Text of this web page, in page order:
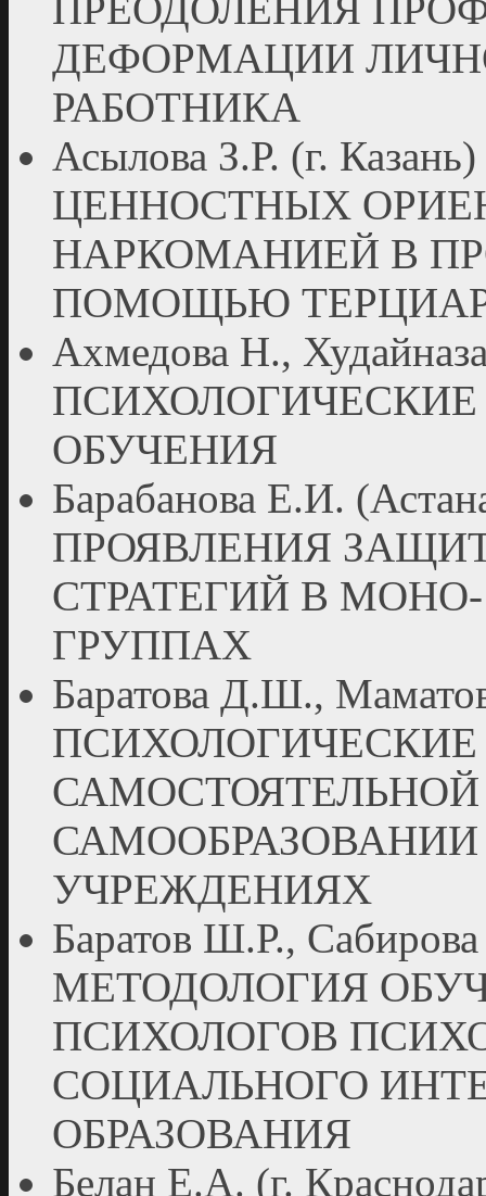
ПРЕОДОЛЕНИЯ
ДЕФОРМАЦИИ
РАБОТНИКА
Асылова З.Р. (г.
ЦЕННОСТНЫХ
НАРКОМАНИЕЙ В
ПОМОЩЬЮ
Ахмедова Н.,
ОБУЧЕНИЯ
Барабанова Е.И.
ПРОЯВЛЕНИЯ
СТРАТЕГИЙ В
ГРУППАХ
Баратова Д.Ш.,
САМООБРАЗОВАНИИ
УЧРЕЖДЕНИЯХ
Баратов Ш.Р.,
МЕТОДОЛОГИЯ
ПСИХОЛОГОВ
СОЦИАЛЬНОГО
ОБРАЗОВАНИЯ
Белан Е.А. (г.